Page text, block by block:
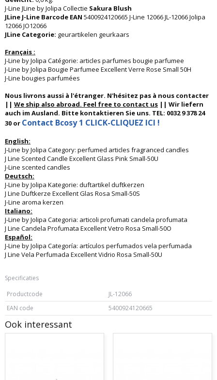
J-Line JLine by Jolipa Collectie Sakura Blush
JLine J-Line Barcode EAN 5400924120665 J-Line 12066 JL-12066 Jolipa
12066 JO12066
JLine Categorie: geurartikelen geurkaars
Français :
J-Line by Jolipa Catégorie: articles parfumes bougie parfumee
J-Line by Jolipa Bougie Parfumee Excellent Verre Rose Small 50H
J-Line bougies parfumées
Nous livrons aussi à l'étranger. N'hésitez pas à nous contacter
|| We ship also abroad. Feel free to contact us || Wir liefern
auch im Ausland. Bitte kontaktieren Sie uns. TEL: 0032 9 378 24
30 or Contact Bcosy 1 CLICK-CLIQUEZ ICI !
English:
J-Line by Jolipa Category: perfumed articles fragranced candles
J Line Scented Candle Excellent Glass Pink Small-50U
J-Line scented candles
Deutsch:
J-Line by Jolipa Kategorie: duftartikel duftkerzen
J Line Duftkerze Excellent Glas Rosa Small-50S
J-Line aroma kerzen
Italiano:
J-Line by Jolipa Categoria: articoli profumati candela profumata
J Line Candela Profumata Excellent Vetro Rosa Small-50O
Español:
J-Line by Jolipa Categoría: artículos perfumados vela perfumada
J Line Vela Perfumada Excellent Vidrio Rosa Small-50U
Specificaties
Productcode
JL-12066
EAN code
5400924120665
Ook interessant